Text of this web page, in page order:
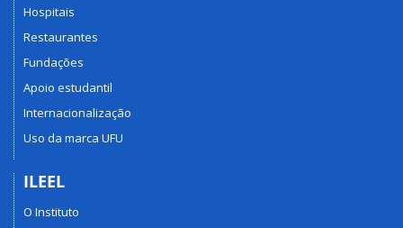
Hospitais
Restaurantes
Fundações
Apoio estudantil
Internacionalização
Uso da marca UFU
ILEEL
O Instituto